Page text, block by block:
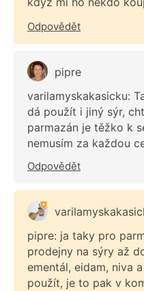
Odpovědět
pipre
varilamyskakasicku:
dá použít i jiný sýr,
parmazán je těžko k
nemusím za každou
Odpovědět
pipre: ja taky pro
prodejny na sýry až
ementál, eidam, niva
použít, je to pak v